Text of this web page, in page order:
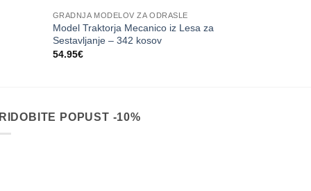
GRADNJA MODELOV ZA ODRASLE
Model Traktorja Mecanico iz Lesa za
Sestavljanje – 342 kosov
54.95€
POPUST -10%